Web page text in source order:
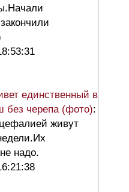
единственный в
черепа (фото):
живут
надо.